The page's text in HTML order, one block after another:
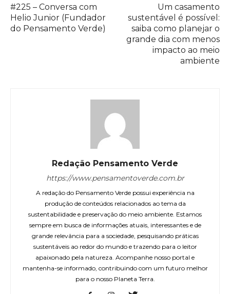
#225 – Conversa com
Helio Junior (Fundador
do Pensamento Verde)
Um casamento
sustentável é possível:
saiba como planejar o
grande dia com menos
impacto ao meio
ambiente
Redação Pensamento Verde
https://www.pensamentoverde.com.br
A redação do Pensamento Verde possui experiência na
produção de conteúdos relacionados ao tema da
sustentabilidade e preservação do meio ambiente. Estamos
sempre em busca de informações atuais, interessantes e de
grande relevância para a sociedade, pesquisando práticas
sustentáveis ao redor do mundo e trazendo para o leitor
apaixonado pela natureza. Acompanhe nosso portal e
mantenha-se informado, contribuindo com um futuro melhor
para o nosso Planeta Terra.